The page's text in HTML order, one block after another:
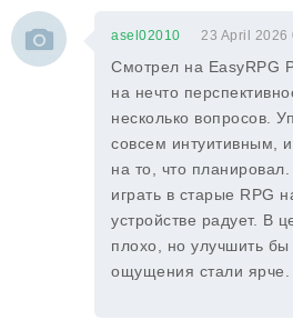
asel02010 23 April 2026
Смотрел на EasyRPG
на нечто
несколько вопросов.
совсем интуитивным,
на то, что
играть в старые RPG
устройстве радует. В
плохо, но улучшить
ощущения стали ярче.